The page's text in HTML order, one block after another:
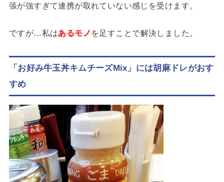
張が強すぎて連携が取れていない感じを受けます。
ですが…私はあるモノ を足すことで解決しました。
「お好み牛玉丼キムチーズMix」には胡麻ドレがおす
すめ